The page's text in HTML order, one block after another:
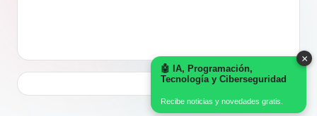
×
🤖 IA, Programación,
Tecnología y Ciberseguridad
Recibe noticias y novedades gratis.